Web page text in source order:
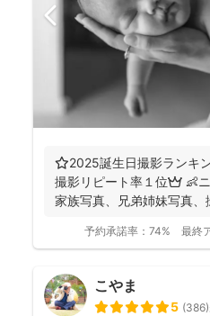
⭐️2025誕生日撮影ランキ
撮影リピート率１位👑 👶
家族写真、兄弟姉妹写真
予約承諾率： 74% 最終
こやま
5 (386)